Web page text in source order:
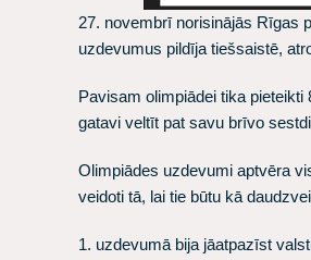
27. novembrī norisinājās Rīgas
uzdevumus pildīja tiešsaistē,
Pavisam olimpiādei tika
gatavi veltīt pat savu brīvo
Olimpiādes uzdevumi aptvēra
veidoti tā, lai tie būtu kā
1. uzdevumā bija jāatpazīst